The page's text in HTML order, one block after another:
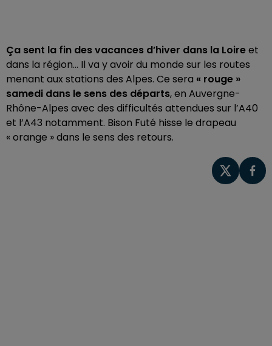
Ça sent la fin des vacances d’hiver dans la Loireet
dans la région… Il va y avoir du monde sur les routes
menant aux stations des Alpes. Ce sera « rouge »
samedi dans le sens des départs, en Auvergne-
Rhône-Alpes avec des difficultés attendues sur l’A40
et l’A43 notamment. Bison Futé hisse le drapeau
« orange » dans le sens des retours.